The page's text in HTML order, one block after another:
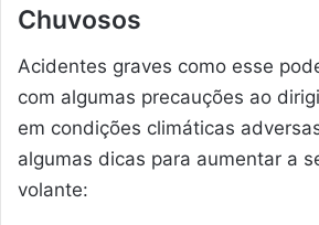
Chuvosos
Acidentes graves como esse
com algumas precauções ao
em condições climáticas
algumas dicas para aumentar a
volante: